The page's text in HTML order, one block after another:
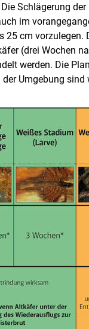
Schlägerung
im
25 cm
(drei Wochen
werden. Die
Umgebung